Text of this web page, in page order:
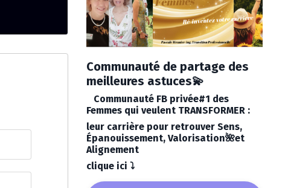
Communauté de partage des
meilleures astuces💫
Communauté FB privée#1 des
Femmes qui veulent TRANSFORMER :
leur carrière pour retrouver Sens,
Épanouissement, Valorisation🌺et
Alignement
clique ici ⤵️